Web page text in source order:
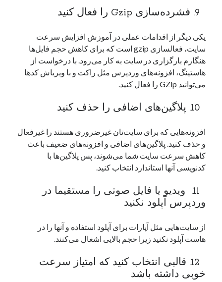
یکی دیگر از اقدامات عملی در آموزش افزایش سرعت
سایت، فعالسازی gzip است که برای کاهش حجم فایل‌ها
هنگارم بارگزاری در سایت به کار می‌رود. با درخواست از
هاستینگ، افزونه‌های وردپرس مثل راکت و با ویریاش کدها
می‌توانید GZip را فعال کنید.
10. پلاگین‌های اضافی را حذف کنید
افزونه‌هایی که برای سایت‌تان غیرضروری هستند را غیرفعال
و حذف کنید. پلاگین‌های اضافی و افزونه‌های ضعیف باعث
کاهش سرعت سایت شما می‌شوند، پس پلاگین‌ها با
کدنویسی آنها استاندارد انتخاب کنید.
11. ویدیو یا فایل صوتی را مستقیما در
وردپرس آپلود نکنید
از سایت‌هایی مثل آپارات برای آپلود استفاده و آنها را در
هاست آپلود نکنید زیرا حجم بالایی اشغال می‌کنند.
12. قالبی انتخاب کنید که امتیاز سرعت
خوبی داشته باشد